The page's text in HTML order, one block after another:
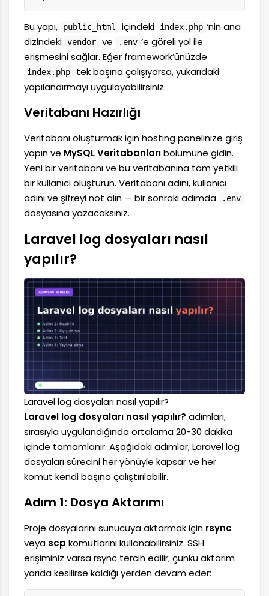
Bu yapı, public_html içindeki index.php ‘nin ana
dizindeki vendor ve .env ‘e göreli yol ile
erişmesini sağlar. Eğer framework’ünüzde
index.php
tek başına çalışıyorsa, yukarıdaki
yapılandırmayı uygulayabilirsiniz.
Veritabanı Hazırlığı
Veritabanı oluşturmak için hosting panelinize giriş
yapın ve MySQL Veritabanlarıbölümüne gidin.
Yeni bir veritabanı ve bu veritabanına tam yetkili
bir kullanıcı oluşturun. Veritabanı adını, kullanıcı
adını ve şifreyi not alın — bir sonraki adımda
.env
dosyasına yazacaksınız.
Laravel log dosyaları nasıl
yapılır?
Laravel log dosyaları nasıl yapılır?
Laravel log dosyaları nasıl yapılır? adımları,
sırasıyla uygulandığında ortalama 20-30 dakika
içinde tamamlanır. Aşağıdaki adımlar, Laravel log
dosyaları sürecini her yönüyle kapsar ve her
komut kendi başına çalıştırılabilir.
Adım 1: Dosya Aktarımı
Proje dosyalarını sunucuya aktarmak için rsync
veya scp komutlarını kullanabilirsiniz. SSH
erişiminiz varsa rsync tercih edilir; çünkü aktarım
yarıda kesilirse kaldığı yerden devam eder: